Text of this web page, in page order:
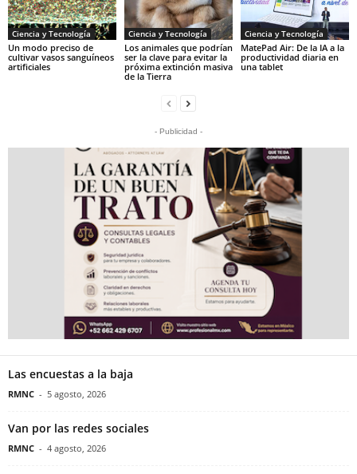
Ciencia y Tecnología
Un modo preciso de
cultivar vasos sanguíneos
artificiales
Ciencia y Tecnología
Los animales que podrían
ser la clave para evitar la
próxima extinción masiva
de la Tierra
Ciencia y Tecnología
MatePad Air: De la IA a la
productividad diaria en
una tablet
- Publicidad -
Las encuestas a la baja
RMNC - 5 agosto, 2026
Van por las redes sociales
RMNC - 4 agosto, 2026